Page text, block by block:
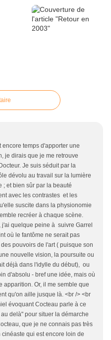
encore temps d'apporter une
je dirais que je me retrouve
Je suis séduit par la
dévolu au travail sur la lumière
; et bien sûr par la beauté
avec les contrastes et les
suscite dans la physionomie
recréer à chaque scène.
j'ai quelque peine à suivre Garrel
où le fantôme ne serait pas
pouvoirs de l'art ( puisque son
nouvelle vision, la poursuite ou
déjà dans l'idylle du début), ou
d'absolu - bref une idée, mais où
apparition. Or, il me semble que
qu'on aille jusque là. <br /> <br
évoquant Cocteau parle à ce
delà" pour situer la démarche
que je ne connais pas très
qui est encore loin de